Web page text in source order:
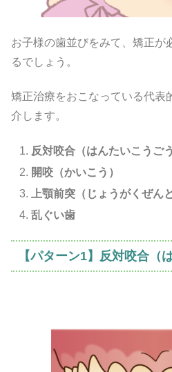
お子様の歯並びをみて、矯正が
るでしょう。
矯正治療をおこなっている代表
介します。
反対咬合（はんたいこうごう
開咬（かいこう）
上顎前突（じょうがくぜん
乱ぐい歯
【パターン1】反対咬合（